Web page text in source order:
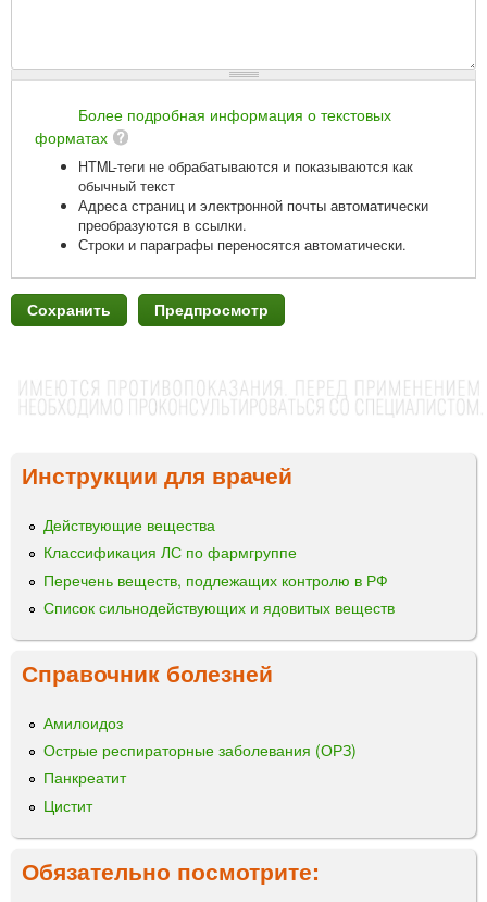
Более подробная информация о текстовых
форматах
HTML-теги не обрабатываются и показываются как
обычный текст
Адреса страниц и электронной почты автоматически
преобразуются в ссылки.
Строки и параграфы переносятся автоматически.
Инструкции для врачей
Действующие вещества
Классификация ЛС по фармгруппе
Перечень веществ, подлежащих контролю в РФ
Список сильнодействующих и ядовитых веществ
Справочник болезней
Амилоидоз
Острые респираторные заболевания (ОРЗ)
Панкреатит
Цистит
Обязательно посмотрите: